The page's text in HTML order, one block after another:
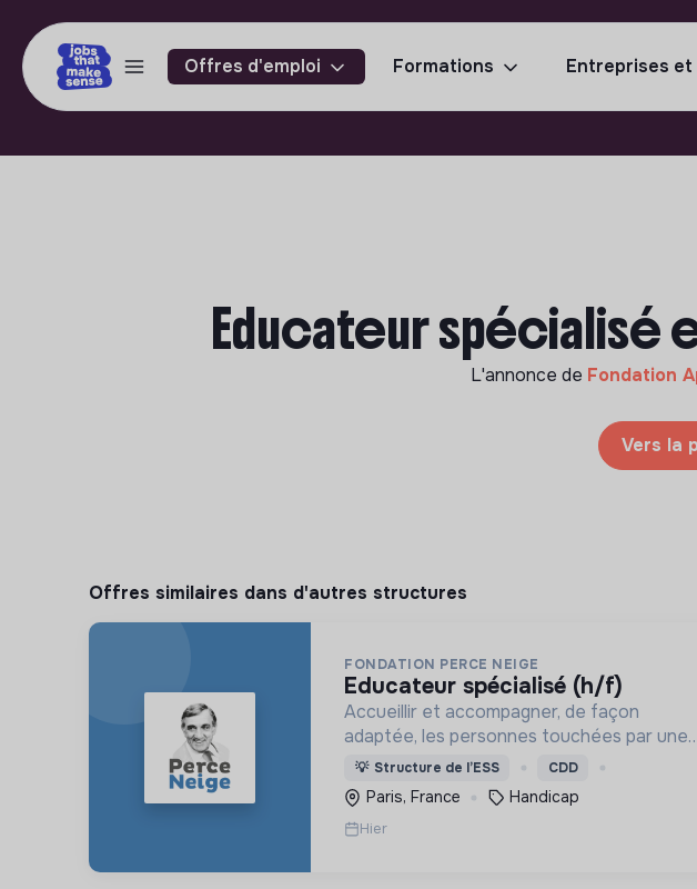
Offres d'emploi Formations Entreprises et
Educateur spécialisé
L'annonce de Fondation
Vers la
Offres similaires dans d'autres structures
FONDATION PERCE NEIGE
educateur spécialisé (h/f)
Accueillir et accompagner, de façon
adaptée, les personnes touchées par une
déficience mentale, un handicap physique
ou psychique
💡 Structure de l’ESS CDD
Paris, France Handicap
Hier